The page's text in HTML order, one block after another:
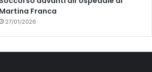
Martina Franca
27/01/2026